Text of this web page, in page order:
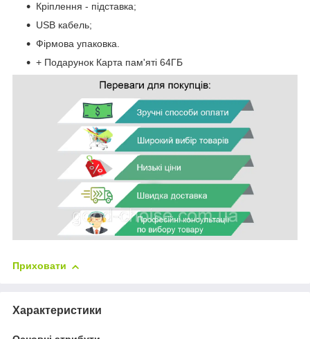
Кріплення - підставка;
USB кабель;
Фірмова упаковка.
+ Подарунок Карта пам'яті 64ГБ
Приховати
Характеристики